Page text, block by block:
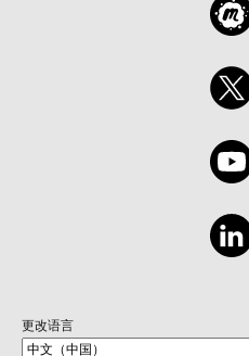
更改语言